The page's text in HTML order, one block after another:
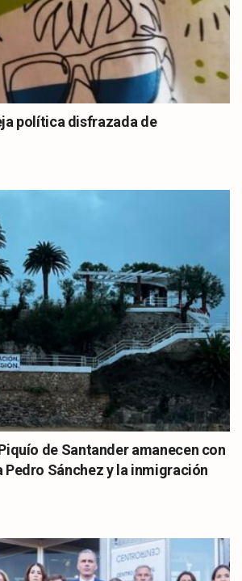
política disfrazada de
de Santander amanecen con
Sánchez y la inmigración